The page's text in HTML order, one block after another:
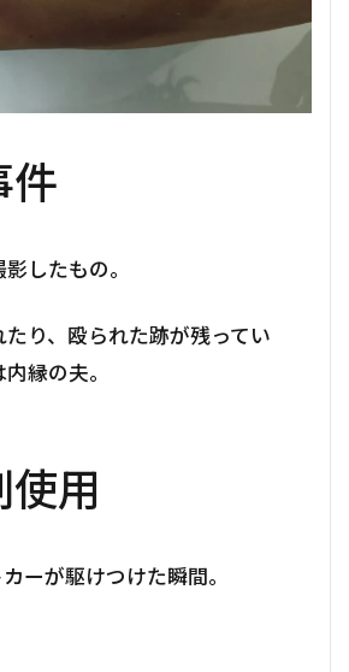
件
したもの。
り、殴られた跡が残ってい
縁の夫。
使用
ーが駆けつけた瞬間。